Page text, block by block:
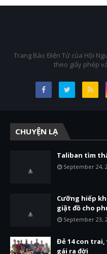
Trang Báo Điện Tử của Hội
theo giấy phép
CHUYỆN LẠ
Taliban tìm
September 24,
Cưỡng hiếp
giặt đồ cho
September 23,
Đẻ 14 con
gái ra đời